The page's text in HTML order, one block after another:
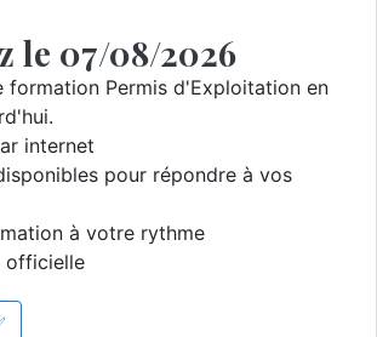
le 07/08/2026
formation Permis d'Exploitation en
internet
pour répondre à vos
à votre rythme
officielle